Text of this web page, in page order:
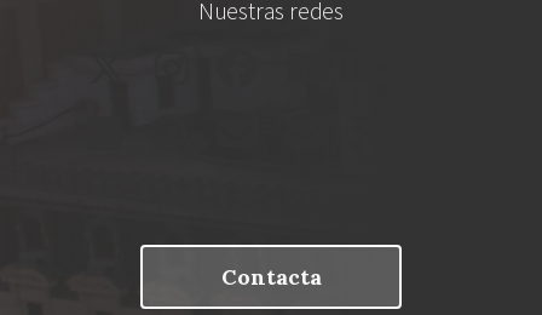
Nuestras redes
Contacta